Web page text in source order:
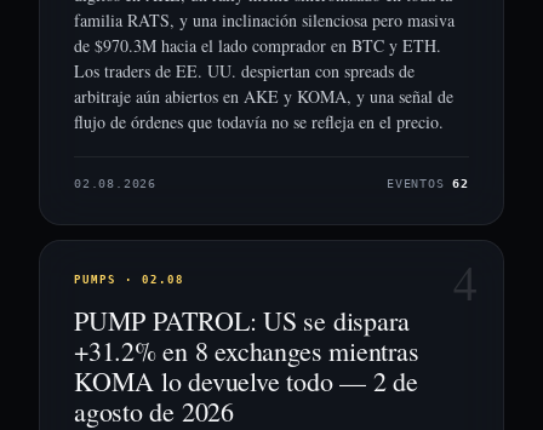
familia RATS, y una inclinación silenciosa pero masiva
de $970.3M hacia el lado comprador en BTC y ETH.
Los traders de EE. UU. despiertan con spreads de
arbitraje aún abiertos en AKE y KOMA, y una señal de
flujo de órdenes que todavía no se refleja en el precio.
02.08.2026 EVENTOS62
4
PUMPS · 02.08
PUMP PATROL: US se dispara
+31.2% en 8 exchanges mientras
KOMA lo devuelve todo — 2 de
agosto de 2026